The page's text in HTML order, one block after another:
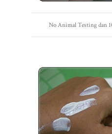
No Animal Testing dan